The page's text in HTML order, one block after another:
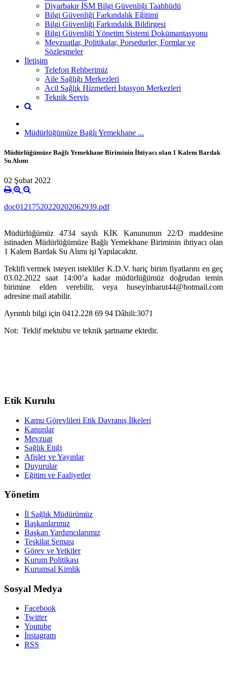
Diyarbakır İSM Bilgi Güvenliği Taahhüdü
Bilgi Güvenliği Farkındalık Eğitimi
Bilgi Güvenliği Farkındalık Bildirgesi
Bilgi Güvenliği Yönetim Sistemi Dokümantasyonu
Mevzuatlar, Politikalar, Porsedurler, Formlar ve
Sözleşmeler
İletişim
Telefon Rehberimiz
Aile Sağlığı Merkezleri
Acil Sağlık Hizmetleri İstasyon Merkezleri
Teknik Servis
Müdürlüğümüze Bağlı Yemekhane ...
Müdürlüğümüze Bağlı Yemekhane Biriminin İhtiyacı olan 1 Kalem Bardak
Su Alımı
02 Şubat 2022
doc01217520220202062939.pdf
Müdürlüğümüz 4734 sayılı KİK Kanununun 22/D maddesine
istinaden Müdürlüğümüze Bağlı Yemekhane Biriminin ihtiyacı olan
1 Kalem Bardak Su Alımı işi Yapılacaktır.
Teklifi vermek isteyen istekliler K.D.V. hariç birim fiyatlarını en geç
03.02.2022 saat 14:00’a kadar müdürlüğümüz doğrudan temin
birimine elden verebilir, veya huseyinbarut44@hotmail.com
adresine mail atabilir.
Ayrıntılı bilgi için 0412.228 69 94 Dâhili:3071
Not: Teklif mektubu ve teknik şartname ektedir.
Etik Kurulu
Kamu Görevlileri Etik Davranış İlkeleri
Kanunlar
Mevzuat
Sağlık Etiği
Afişler ve Yayınlar
Duyurular
Eğitim ve Faaliyetler
Yönetim
İl Sağlık Müdürümüz
Başkanlarımız
Başkan Yardımcılarımız
Teşkilat Şeması
Görev ve Yetkiler
Kurum Politikası
Kurumsal Kimlik
Sosyal Medya
Facebook
Twitter
Youtube
İnstagram
RSS